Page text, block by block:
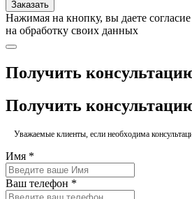
Заказать
Нажимая на кнопку, вы даете согласие
на обработку своих данных
Получить
Получить
Уважаемые клиенты, если необходима
Имя *
Ваш телефон *